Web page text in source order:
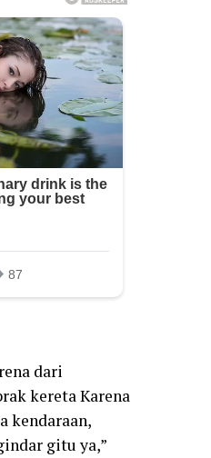
dari
kereta Karena
kendaraan,
gitu ya,”